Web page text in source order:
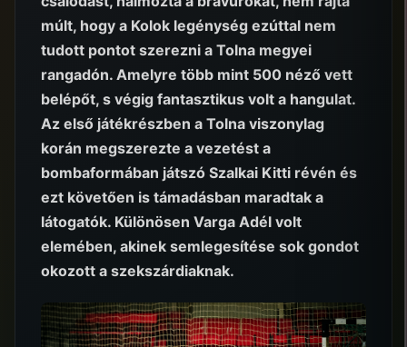
múlt, hogy a Kolok legénység ezúttal nem
tudott pontot szerezni a Tolna megyei
rangadón. Amelyre több mint 500 néző vett
belépőt, s végig fantasztikus volt a hangulat.
Az első játékrészben a Tolna viszonylag
korán megszerezte a vezetést a
bombaformában játszó Szalkai Kitti révén és
ezt követően is támadásban maradtak a
látogatók. Különösen Varga Adél volt
elemében, akinek semlegesítése sok gondot
okozott a szekszárdiaknak.